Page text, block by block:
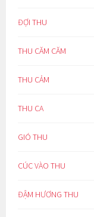
ĐỢI THU
THU CĂM CĂM
THU CẢM
THU CA
GIÓ THU
CÚC VÀO THU
ĐẬM HƯƠNG THU